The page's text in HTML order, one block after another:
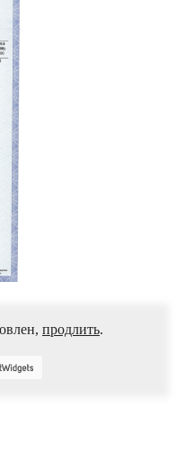
продлить.